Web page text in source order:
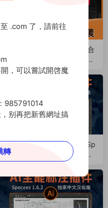
2025全新AI腳本插件合
集Pro版4代來了，内含192款
腳本插件！支持AI 2017-2025
AI最強智能标注插件 Sp
ecees 1.6.4 中文漢化版來
了！支持AI 2025最新軟件（2
.com 了，請前往
，可以嘗試開啓魔
985791014
别再把新舊網址搞
轉